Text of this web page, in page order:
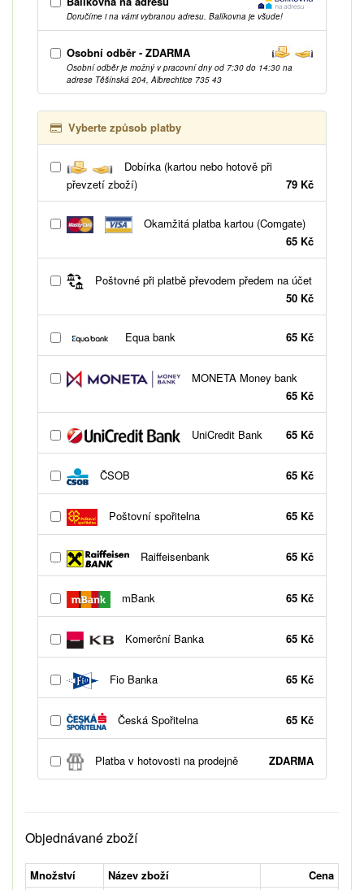
Doručíme i na vámi vybranou adresu. Balíkovna je všude!
Osobní odběr - ZDARMA
Osobní odběr je možný v pracovní dny od 7:30 do 14:30 na
adrese Těšínská 204, Albrechtice 735 43
Vyberte způsob platby
Dobírka (kartou nebo hotově při
převzetí zboží)
79 Kč
Okamžitá platba kartou (Comgate)
65 Kč
Poštovné při platbě převodem předem na účet
50 Kč
Equa bank 65 Kč
MONETA Money bank
65 Kč
UniCredit Bank 65 Kč
ČSOB 65 Kč
Poštovní spořitelna 65 Kč
Raiffeisenbank 65 Kč
mBank 65 Kč
Komerční Banka 65 Kč
Fio Banka 65 Kč
Česká Spořitelna 65 Kč
Platba v hotovosti na prodejně ZDARMA
Objednávané zboží
Množství Název zboží
Cena